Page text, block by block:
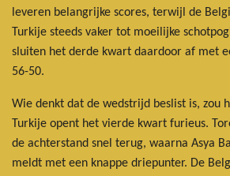
leveren belangrijke scores, terwijl de
Turkije steeds vaker tot moeilijke
sluiten het derde kwart daardoor af met
56-50.
Wie denkt dat de wedstrijd beslist is, zou
Turkije opent het vierde kwart furieus.
de achterstand snel terug, waarna Asya
meldt met een knappe driepunter. De